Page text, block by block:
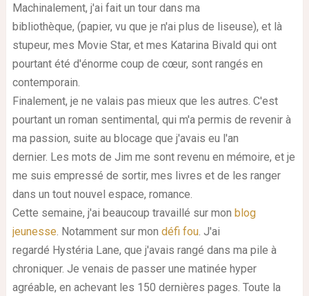
Machinalement, j'ai fait un tour dans ma
bibliothèque, (papier, vu que je n'ai plus de liseuse), et là
stupeur, mes Movie Star, et mes Katarina Bivald qui ont
pourtant été d'énorme coup de cœur, sont rangés en
contemporain.
Finalement, je ne valais pas mieux que les autres. C'est
pourtant un roman sentimental, qui m'a permis de revenir à
ma passion, suite au blocage que j'avais eu l'an
dernier. Les mots de Jim me sont revenu en mémoire, et je
me suis empressé de sortir, mes livres et de les ranger
dans un tout nouvel espace, romance.
Cette semaine, j'ai beaucoup travaillé sur mon blog
jeunesse Notamment sur mon défi fou. J'ai
regardé Hystéria Lane, que j'avais rangé dans ma pile à
chroniquer. Je venais de passer une matinée hyper
agréable, en achevant les 150 dernières pages. Toute la